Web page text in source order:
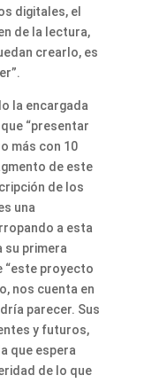
digitales, el
de la lectura,
crearlo, es
la encargada
“presentar
más con 10
de este
de los
una
a esta
su primera
“este proyecto
nos cuenta en
parecer. Sus
y futuros,
que espera
de lo que